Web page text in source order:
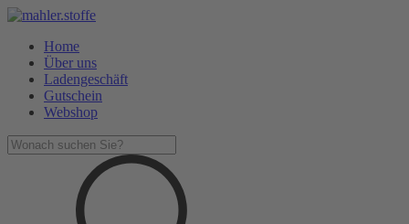
Home
Über uns
Ladengeschäft
Gutschein
Webshop